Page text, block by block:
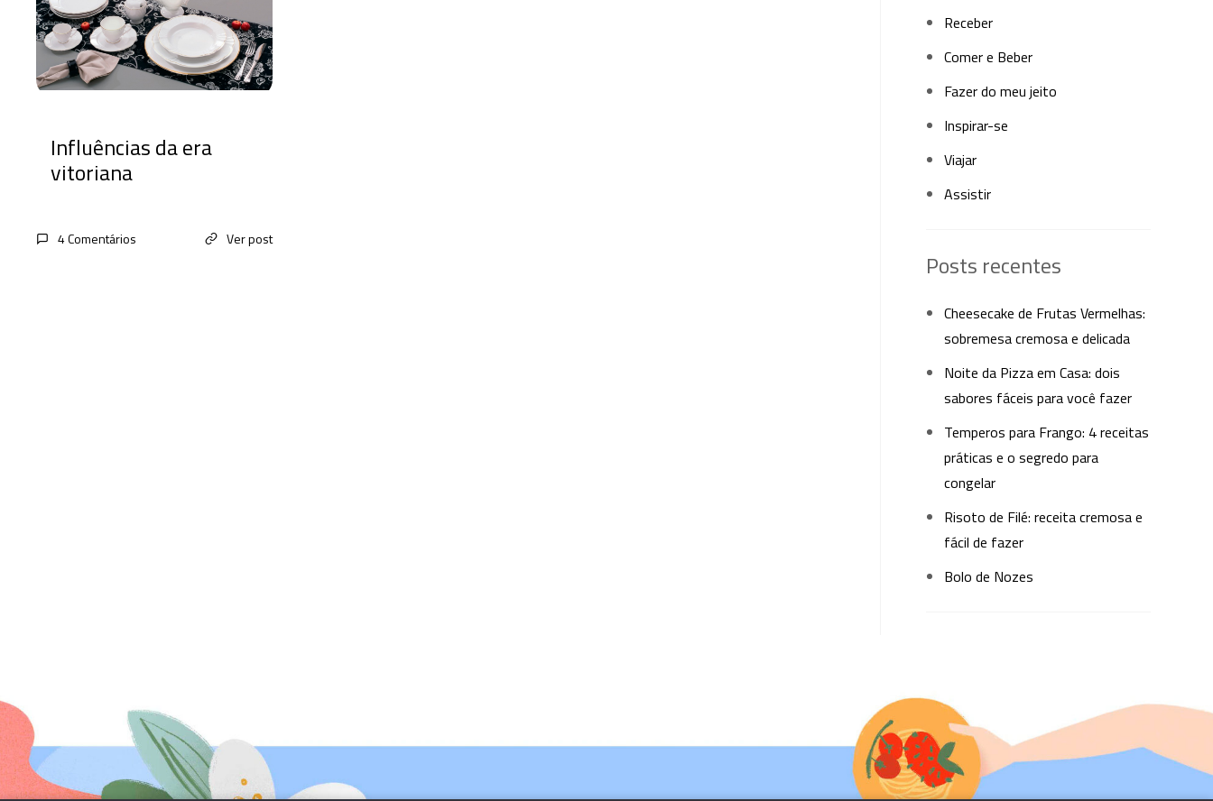
Influências da era
vitoriana
4 Comentários Ver post
Receber
Comer e Beber
Fazer do meu jeito
Inspirar-se
Viajar
Assistir
Posts recentes
Cheesecake de Frutas Vermelhas:
sobremesa cremosa e delicada
Noite da Pizza em Casa: dois
sabores fáceis para você fazer
Temperos para Frango: 4 receitas
práticas e o segredo para
congelar
Risoto de Filé: receita cremosa e
fácil de fazer
Bolo de Nozes